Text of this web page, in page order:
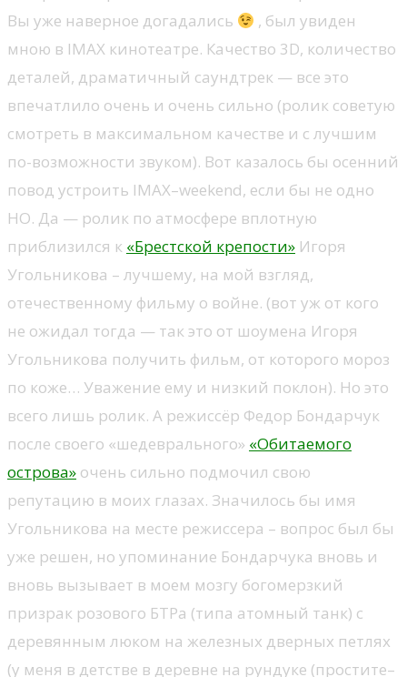
Вы уже наверное догадались
, был увиден
мною в IMAX кинотеатре. Качество 3D, количество
деталей, драматичный саундтрек — все это
впечатлило очень и очень сильно (ролик советую
смотреть в максимальном качестве и с лучшим
по-возможности звуком). Вот казалось бы осенний
повод устроить IMAX–weekend, если бы не одно
НО. Да — ролик по атмосфере вплотную
приблизился к «Брестской крепости» Игоря
Угольникова – лучшему, на мой взгляд,
отечественному фильму о войне. (вот уж от кого
не ожидал тогда — так это от шоумена Игоря
Угольникова получить фильм, от которого мороз
по коже… Уважение ему и низкий поклон). Но это
всего лишь ролик. А режиссёр Федор Бондарчук
после своего «шедеврального» «Обитаемого
острова» очень сильно подмочил свою
репутацию в моих глазах. Значилось бы имя
Угольникова на месте режиссера – вопрос был бы
уже решен, но упоминание Бондарчука вновь и
вновь вызывает в моем мозгу богомерзкий
призрак розового БТРа (типа атомный танк) с
деревянным люком на железных дверных петлях
(у меня в детстве в деревне на рундуке (простите–